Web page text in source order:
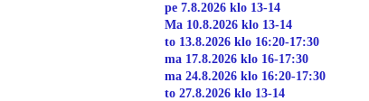
pe 7.8.2026 klo 13-14
Ma 10.8.2026 klo 13-14
to 13.8.2026 klo 16:20-17:30
ma 17.8.2026 klo 16-17:30
ma 24.8.2026 klo 16:20-17:30
to 27.8.2026 klo 13-14